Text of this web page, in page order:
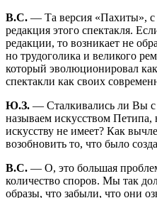
В.С. — Та версия «Пахиты», с
редакция этого спектакля.
редакции, то возникает не
но трудоголика и великого
который эволюционировал
спектакли как своих
Ю.З. — Сталкивались ли Вы с
называем искусством Петипа,
искусству не имеет? Как
возобновить то, что было
В.С. — О, это большая
количество споров. Мы так
образы, что забыли, что они